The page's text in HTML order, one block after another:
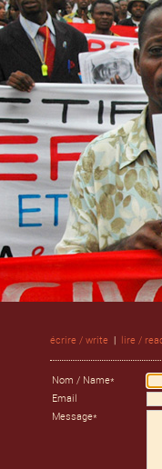
écrire / write | lire /
Nom / Name*
Email
Message*